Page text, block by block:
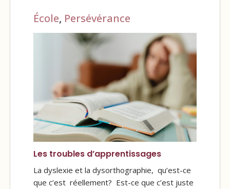
École, Persévérance
Les troubles d’apprentissages
La dyslexie et la dysorthographie, qu’est-ce
que c’est réellement? Est-ce que c’est juste